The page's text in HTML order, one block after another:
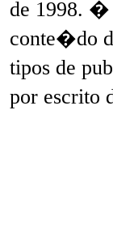
de 1998. �
conte�do
tipos de
por escrito